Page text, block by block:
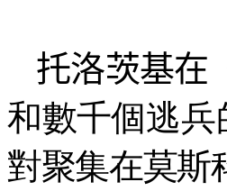
托洛茨基在
和數千個逃
對聚集在莫斯